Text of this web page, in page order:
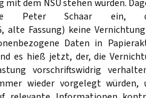
dem NSU stehen würden.
Peter Schaar
alte Fassung) keine
Daten in
es hieß jetzt, der, die
vorschriftswidrig
wieder vorgelegt würden,